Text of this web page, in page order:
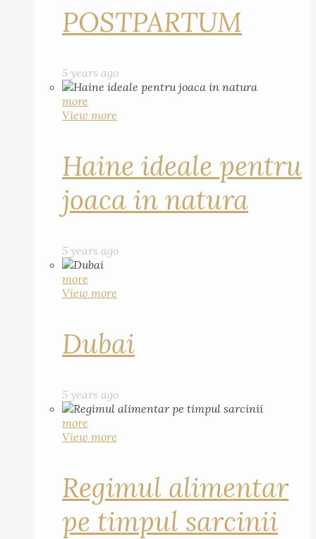
POSTPARTUM
5 years ago
more
View more
Haine ideale pentru
joaca in natura
5 years ago
more
View more
Dubai
5 years ago
more
View more
Regimul alimentar
pe timpul sarcinii